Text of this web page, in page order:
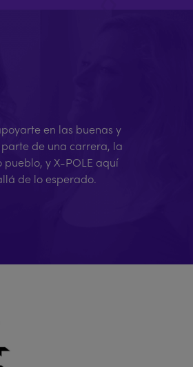
en las buenas y
parte de una carrera, la
y X-POLE aquí
de lo esperado.